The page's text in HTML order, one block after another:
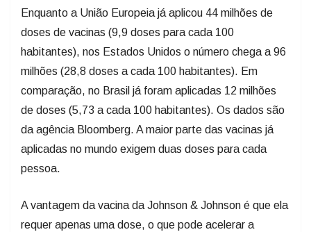
Enquanto a União Europeia já aplicou 44 milhões de
doses de vacinas (9,9 doses para cada 100
habitantes), nos Estados Unidos o número chega a 96
milhões (28,8 doses a cada 100 habitantes). Em
comparação, no Brasil já foram aplicadas 12 milhões
de doses (5,73 a cada 100 habitantes). Os dados são
da agência Bloomberg. A maior parte das vacinas já
aplicadas no mundo exigem duas doses para cada
pessoa.
A vantagem da vacina da Johnson & Johnson é que ela
requer apenas uma dose, o que pode acelerar a